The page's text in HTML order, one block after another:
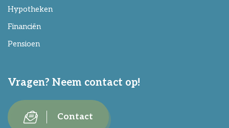
Hypotheken
Financiën
Pensioen
Vragen? Neem contact op!
Contact